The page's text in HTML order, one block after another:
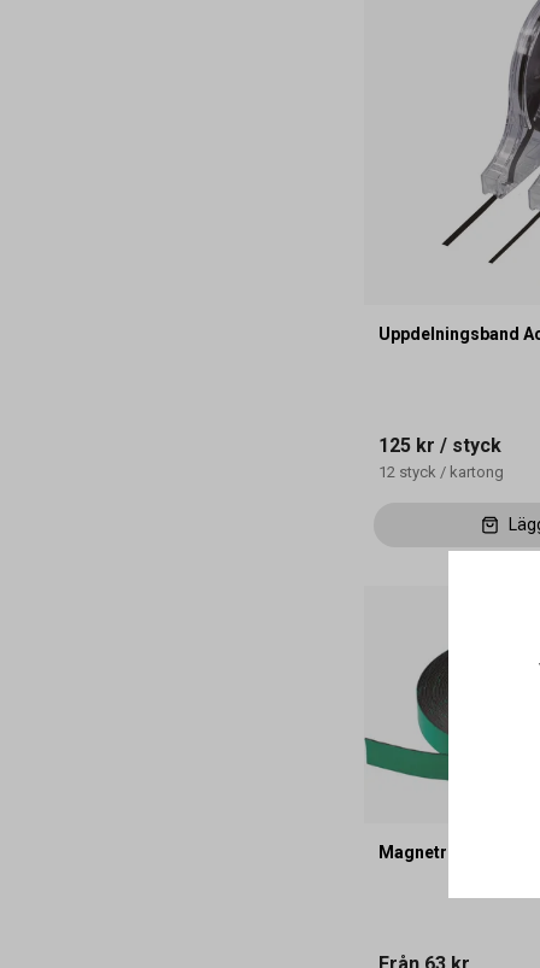
Uppdelningsband
125 kr / styck
12 styck / kartong
Magnetremsa